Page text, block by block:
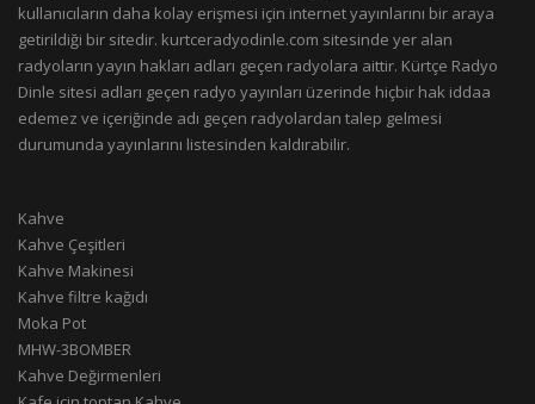
kullanıcıların daha kolay erişmesi için internet yayınlarını bir araya
getirildiği bir sitedir. kurtceradyodinle.com sitesinde yer alan
radyoların yayın hakları adları geçen radyolara aittir. Kürtçe Radyo
Dinle sitesi adları geçen radyo yayınları üzerinde hiçbir hak iddaa
edemez ve içeriğinde adı geçen radyolardan talep gelmesi
durumunda yayınlarını listesinden kaldırabilir.
Kahve
Kahve Çeşitleri
Kahve Makinesi
Kahve filtre kağıdı
Moka Pot
MHW-3BOMBER
Kahve Değirmenleri